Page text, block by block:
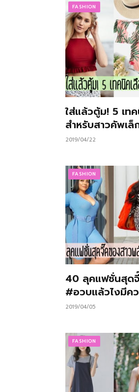
FASHION
ใส่แล้วตู้ม! 5 เท
สำหรับสาวคัพเล็
2019/04/22
FASHION
40 ลุคแฟชั่นสุด
#อวบแล้วไงมีค
2019/04/05
FASHION